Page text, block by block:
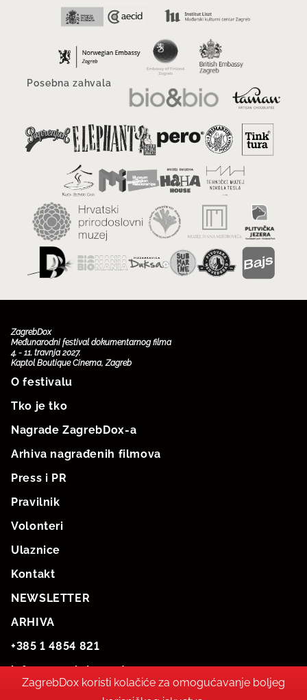
Posebna zahvala
ZagrebDox
Međunarodni festival dokumentarnog filma
4. - 11. travnja 2027.
Kaptol Boutique Cinema, Zagreb
O festivalu
Tko je tko
Nagrade ZagrebDox-a
Arhiva nagrađenih filmova
Press i PR
Pravilnik
Volonteri
Ulaznice
Kontakt
NEWSLETTER
ARHIVA
+385 1 4854 821
info@zagrebdox.net
ZagrebDox koristi kolačiće za omogućavanje boljeg